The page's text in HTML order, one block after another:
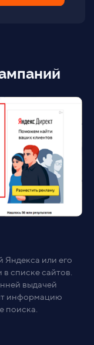
или его
списке сайтов.
выдачей
информацию
поиска.